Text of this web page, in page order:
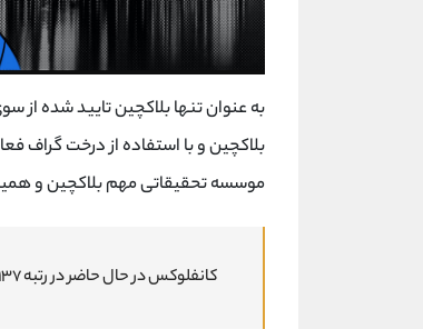
به عنوان تنها بلاکچین تایید شده
بلاکچین و با استفاده از درخت گراف
موسسه تحقیقاتی مهم بلاکچین و
کانفلوکس در حال حاضر در رتبه ۱۳۷ بازار کریپتوکارنسی قرار داشته و حدود ۸۳۷ میلیون کوین در گردش دارد.